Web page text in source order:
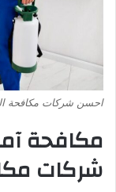
احسن شركات مكافحة
مكافحة
شركات